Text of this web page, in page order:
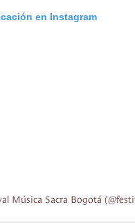
en Instagram